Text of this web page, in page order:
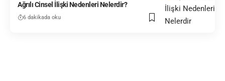
Ağrılı Cinsel İlişki Nedenleri Nelerdir?
6 dakikada oku